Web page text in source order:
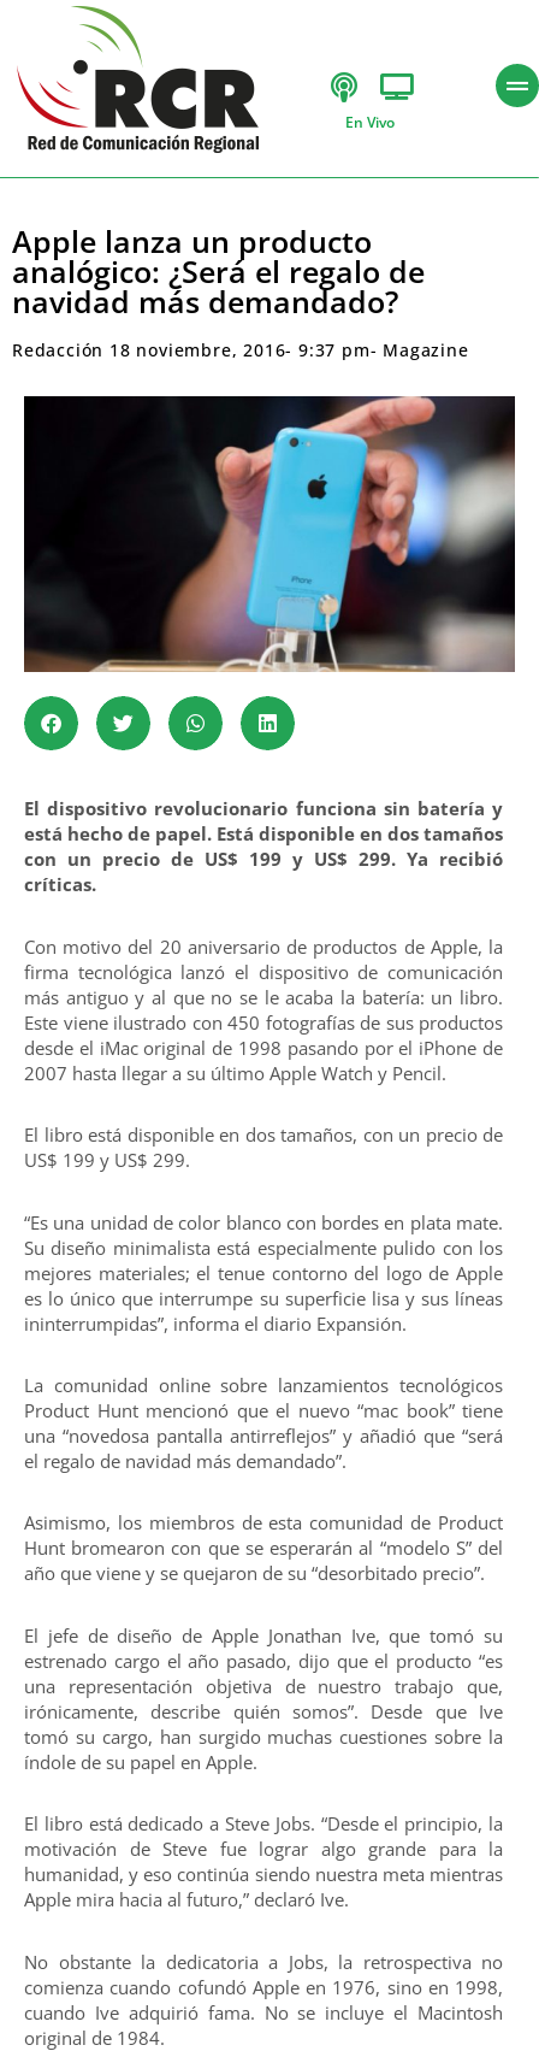
En Vivo
Apple lanza un producto
analógico: ¿Será el regalo de
navidad más demandado?
Redacción 18 noviembre, 2016- 9:37 pm- Magazine
El dispositivo revolucionario funciona sin batería y
está hecho de papel. Está disponible en dos tamaños
con un precio de US$ 199 y US$ 299. Ya recibió
críticas.
Con motivo del 20 aniversario de productos de Apple, la
firma tecnológica lanzó el dispositivo de comunicación
más antiguo y al que no se le acaba la batería: un libro.
Este viene ilustrado con 450 fotografías de sus productos
desde el iMac original de 1998 pasando por el iPhone de
2007 hasta llegar a su último Apple Watch y Pencil.
El libro está disponible en dos tamaños, con un precio de
US$ 199 y US$ 299.
“Es una unidad de color blanco con bordes en plata mate.
Su diseño minimalista está especialmente pulido con los
mejores materiales; el tenue contorno del logo de Apple
es lo único que interrumpe su superficie lisa y sus líneas
ininterrumpidas”, informa el diario Expansión.
La comunidad online sobre lanzamientos tecnológicos
Product Hunt mencionó que el nuevo “mac book” tiene
una “novedosa pantalla antirreflejos” y añadió que “será
el regalo de navidad más demandado”.
Asimismo, los miembros de esta comunidad de Product
Hunt bromearon con que se esperarán al “modelo S” del
año que viene y se quejaron de su “desorbitado precio”.
El jefe de diseño de Apple Jonathan Ive, que tomó su
estrenado cargo el año pasado, dijo que el producto “es
una representación objetiva de nuestro trabajo que,
irónicamente, describe quién somos”. Desde que Ive
tomó su cargo, han surgido muchas cuestiones sobre la
índole de su papel en Apple.
El libro está dedicado a Steve Jobs. “Desde el principio, la
motivación de Steve fue lograr algo grande para la
humanidad, y eso continúa siendo nuestra meta mientras
Apple mira hacia al futuro,” declaró Ive.
No obstante la dedicatoria a Jobs, la retrospectiva no
comienza cuando cofundó Apple en 1976, sino en 1998,
cuando Ive adquirió fama. No se incluye el Macintosh
original de 1984.